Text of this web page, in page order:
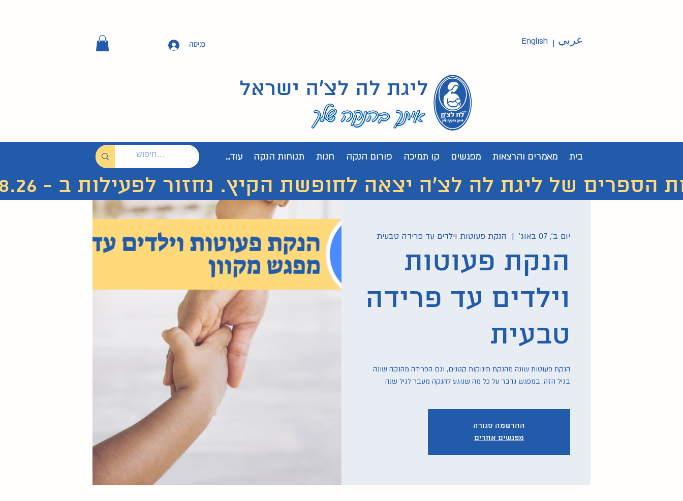
כניסה English عربي |
ליגת לה לצ'ה ישראל
בית מאמרים והרצאות מפגשים קו תמיכה פורום הנקה חנות תנוחות הנקה עוד...
הספרים של ליגת לה לצ'ה יצאה לחופשת הקיץ. נחזור לפעילות ב - 7.8.26
יום ב׳, 07 באוג׳
  |
הנקת פעוטות וילדים עד פרידה טבעית
הנקת פעוטות
וילדים עד פרידה
טבעית
הנקת פעוטות שונה מהנקת תינוקות קטנים, וגם הפרידה מהנקה שונה
בגיל הזה. במפגש נדבר על כל מה שנוגע להנקה מעבר לגיל שנה
ההרשמה סגורה
מפגשים אחרים